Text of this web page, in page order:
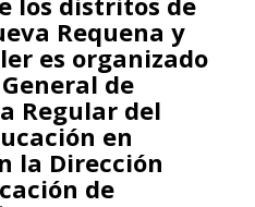
Requena y
es organizado
de
Regular del
en
la Dirección
de